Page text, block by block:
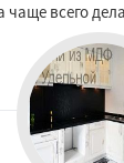
чаще всего